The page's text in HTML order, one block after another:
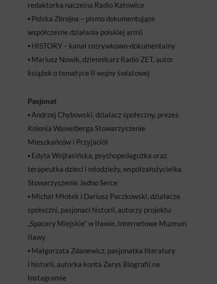
redaktorka naczelna Radio Katowice
▪️ Polska Zbrojna – pismo dokumentujące
współczesne działania polskiej armii
▪️ HISTORY – kanał rozrywkowo-dokumentalny
▪️ Mariusz Nowik, dziennikarz Radio ZET, autor
książek o tematyce II wojny światowej
Pasjonat
▪️ Andrzej Chybowski, działacz społeczny, prezes
Kolonia Wawelberga Stowarzyszenie
Mieszkańców i Przyjaciół
▪️ Edyta Wojtasińska, psychopedagożka oraz
terapeutka dzieci i młodzieży, współzałożycielka
Stowarzyszenie Jedno Serce
▪️ Michał Młotek i Dariusz Paczkowski, działacze
społeczni, pasjonaci historii, autorzy projektu
„Spacery Miejskie” w Iławie, Internetowe Muzeum
Iławy
▪️ Małgorzata Zdanewicz, pasjonatka literatury
i historii, autorka konta Zarys Biografii na
Instagramie